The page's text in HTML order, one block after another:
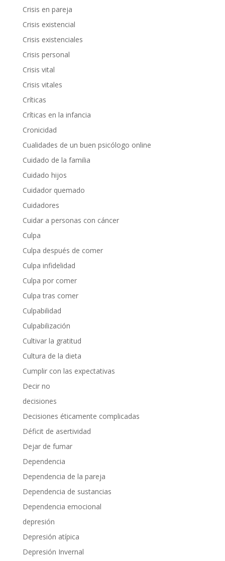
Crisis en pareja
Crisis existencial
Crisis existenciales
Crisis personal
Crisis vital
Crisis vitales
Críticas
Críticas en la infancia
Cronicidad
Cualidades de un buen psicólogo online
Cuidado de la familia
Cuidado hijos
Cuidador quemado
Cuidadores
Cuidar a personas con cáncer
Culpa
Culpa después de comer
Culpa infidelidad
Culpa por comer
Culpa tras comer
Culpabilidad
Culpabilización
Cultivar la gratitud
Cultura de la dieta
Cumplir con las expectativas
Decir no
decisiones
Decisiones éticamente complicadas
Déficit de asertividad
Dejar de fumar
Dependencia
Dependencia de la pareja
Dependencia de sustancias
Dependencia emocional
depresión
Depresión atípica
Depresión Invernal